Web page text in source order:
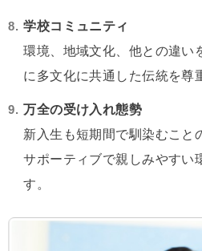
学校コミュニティ
環境、地域文化、他との違い
に多文化に共通した伝統を尊
万全の受け入れ態勢
新入生も短期間で馴染むこと
サポーティブで親しみやすい
す。